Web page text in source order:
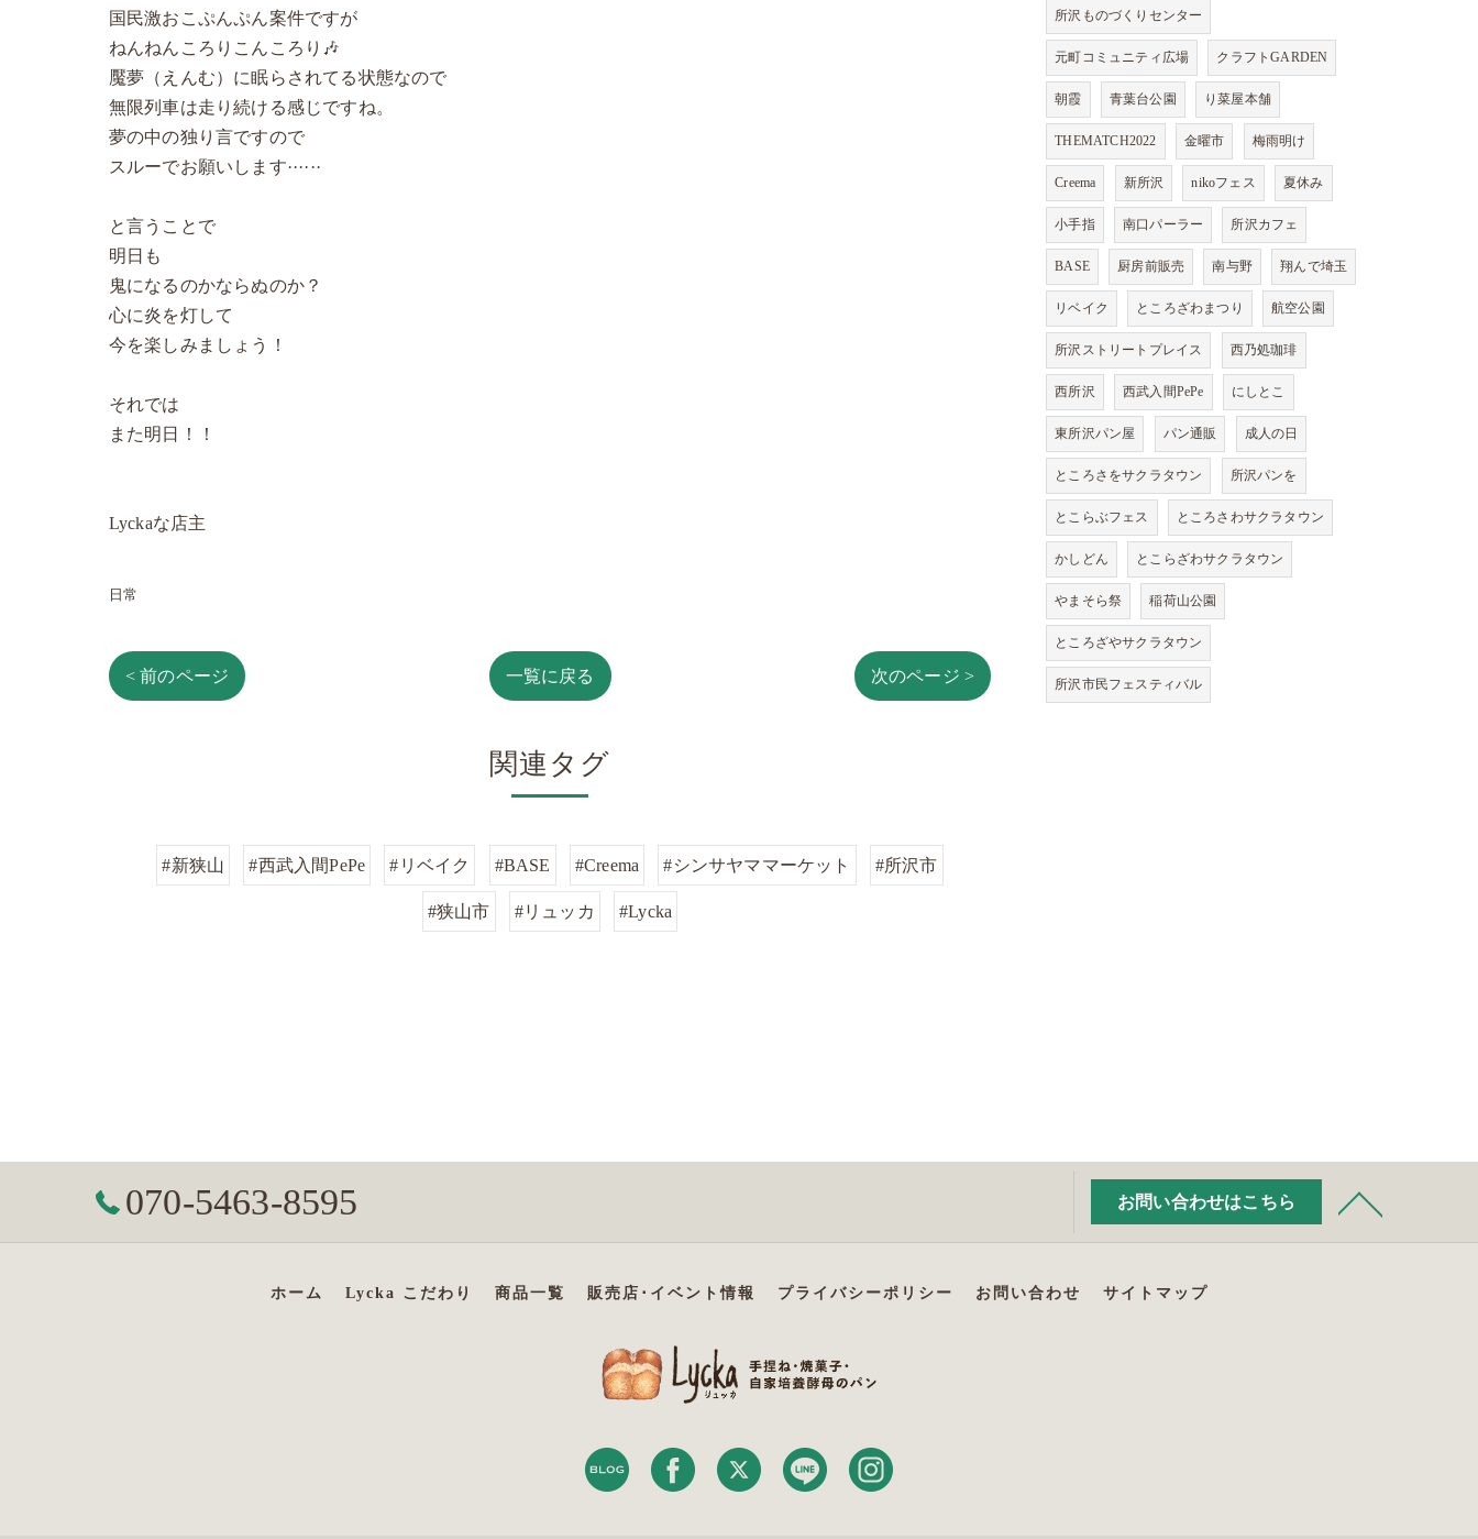
国民激おこぷんぷん案件ですが
ねんねんころりこんころり🎶
魘夢（えんむ）に眠らされてる状態なので
無限列車は走り続ける感じですね。
夢の中の独り言ですので
スルーでお願いします······
と言うことで
明日も
鬼になるのかならぬのか？
心に炎を灯して
今を楽しみましょう！
それでは
また明日！！
Lyckaな店主
日常
< 前のページ 一覧に戻る 次のページ >
関連タグ
#新狭山 #西武入間PePe #リベイク #BASE #Creema #シンサヤママーケット #所沢市
#狭山市 #リュッカ #Lycka
所沢ものづくりセンター
元町コミュニティ広場 クラフトGARDEN
朝霞 青葉台公園 り菜屋本舗
THEMATCH2022 金曜市 梅雨明け
Creema 新所沢 nikoフェス 夏休み
小手指 南口パーラー 所沢カフェ
BASE 厨房前販売 南与野 翔んで埼玉
リベイク ところざわまつり 航空公園
所沢ストリートプレイス 西乃処珈琲
西所沢 西武入間PePe にしとこ
東所沢パン屋 パン通販 成人の日
ところさをサクラタウン 所沢パンを
とこらぶフェス ところさわサクラタウン
かしどん とこらざわサクラタウン
やまそら祭 稲荷山公園
ところざやサクラタウン
所沢市民フェスティバル
070-5463-8595 お問い合わせはこちら
ホーム Lycka こだわり 商品一覧 販売店･イベント情報 プライバシーポリシー お問い合わせ サイトマップ